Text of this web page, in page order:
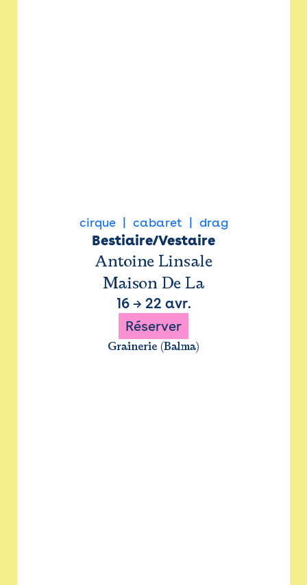
cirque cabaret drag
Bestiaire/Vestaire
Antoine Linsale
Maison De La
16→ 22 avr.
Réserver
Grainerie (Balma)